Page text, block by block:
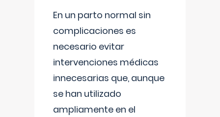
En un parto normal sin
complicaciones es
necesario evitar
intervenciones médicas
innecesarias que, aunque
se han utilizado
ampliamente en el